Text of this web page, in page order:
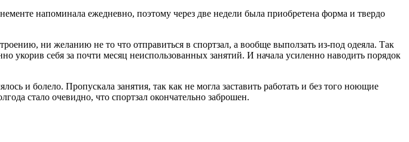
напоминала ежедневно, поэтому через две недели была приобретена форма и твердо
ни желанию не то что отправиться в спортзал, а вообще выползать из‑под одеяла. Так
себя за почти месяц неиспользованных занятий. И начала усиленно наводить порядок
и болело. Пропускала занятия, так как не могла заставить работать и без того ноющие
стало очевидно, что спортзал окончательно заброшен.